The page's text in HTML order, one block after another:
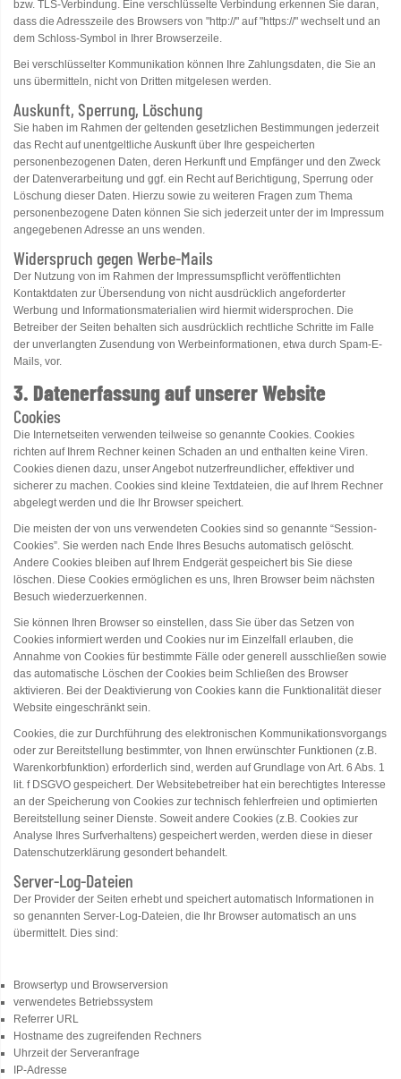
bzw. TLS-Verbindung. Eine verschlüsselte Verbindung erkennen Sie daran,
dass die Adresszeile des Browsers von "http://" auf "https://" wechselt und an
dem Schloss-Symbol in Ihrer Browserzeile.
Bei verschlüsselter Kommunikation können Ihre Zahlungsdaten, die Sie an
uns übermitteln, nicht von Dritten mitgelesen werden.
Auskunft, Sperrung, Löschung
Sie haben im Rahmen der geltenden gesetzlichen Bestimmungen jederzeit
das Recht auf unentgeltliche Auskunft über Ihre gespeicherten
personenbezogenen Daten, deren Herkunft und Empfänger und den Zweck
der Datenverarbeitung und ggf. ein Recht auf Berichtigung, Sperrung oder
Löschung dieser Daten. Hierzu sowie zu weiteren Fragen zum Thema
personenbezogene Daten können Sie sich jederzeit unter der im Impressum
angegebenen Adresse an uns wenden.
Widerspruch gegen Werbe-Mails
Der Nutzung von im Rahmen der Impressumspflicht veröffentlichten
Kontaktdaten zur Übersendung von nicht ausdrücklich angeforderter
Werbung und Informationsmaterialien wird hiermit widersprochen. Die
Betreiber der Seiten behalten sich ausdrücklich rechtliche Schritte im Falle
der unverlangten Zusendung von Werbeinformationen, etwa durch Spam-E-
Mails, vor.
3. Datenerfassung auf unserer Website
Cookies
Die Internetseiten verwenden teilweise so genannte Cookies. Cookies
richten auf Ihrem Rechner keinen Schaden an und enthalten keine Viren.
Cookies dienen dazu, unser Angebot nutzerfreundlicher, effektiver und
sicherer zu machen. Cookies sind kleine Textdateien, die auf Ihrem Rechner
abgelegt werden und die Ihr Browser speichert.
Die meisten der von uns verwendeten Cookies sind so genannte “Session-
Cookies”. Sie werden nach Ende Ihres Besuchs automatisch gelöscht.
Andere Cookies bleiben auf Ihrem Endgerät gespeichert bis Sie diese
löschen. Diese Cookies ermöglichen es uns, Ihren Browser beim nächsten
Besuch wiederzuerkennen.
Sie können Ihren Browser so einstellen, dass Sie über das Setzen von
Cookies informiert werden und Cookies nur im Einzelfall erlauben, die
Annahme von Cookies für bestimmte Fälle oder generell ausschließen sowie
das automatische Löschen der Cookies beim Schließen des Browser
aktivieren. Bei der Deaktivierung von Cookies kann die Funktionalität dieser
Website eingeschränkt sein.
Cookies, die zur Durchführung des elektronischen Kommunikationsvorgangs
oder zur Bereitstellung bestimmter, von Ihnen erwünschter Funktionen (z.B.
Warenkorbfunktion) erforderlich sind, werden auf Grundlage von Art. 6 Abs. 1
lit. f DSGVO gespeichert. Der Websitebetreiber hat ein berechtigtes Interesse
an der Speicherung von Cookies zur technisch fehlerfreien und optimierten
Bereitstellung seiner Dienste. Soweit andere Cookies (z.B. Cookies zur
Analyse Ihres Surfverhaltens) gespeichert werden, werden diese in dieser
Datenschutzerklärung gesondert behandelt.
Server-Log-Dateien
Der Provider der Seiten erhebt und speichert automatisch Informationen in
so genannten Server-Log-Dateien, die Ihr Browser automatisch an uns
übermittelt. Dies sind:
Browsertyp und Browserversion
verwendetes Betriebssystem
Referrer URL
Hostname des zugreifenden Rechners
Uhrzeit der Serveranfrage
IP-Adresse